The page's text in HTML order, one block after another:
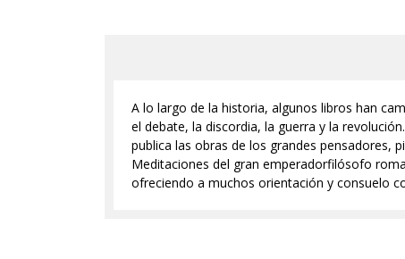
A lo largo de la historia, algunos libros han
el debate, la discordia, la guerra y la
publica las obras de los grandes pensadores,
Meditaciones del gran emperadorfilósofo
ofreciendo a muchos orientación y consuelo